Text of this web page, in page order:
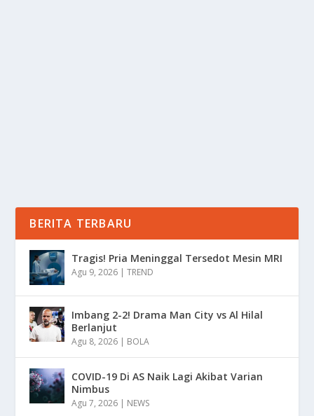
BERITA TERBARU
Tragis! Pria Meninggal Tersedot Mesin MRI
Agu 9, 2026 |TREND
Imbang 2-2! Drama Man City vs Al Hilal
Berlanjut
Agu 8, 2026 | BOLA
COVID-19 Di AS Naik Lagi Akibat Varian
Nimbus
Agu 7, 2026 | NEWS